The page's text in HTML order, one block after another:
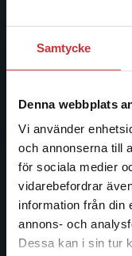
Samtycke
Denna webbplats
Vi använder
och annonserna till
för sociala medier
vidarebefordrar
information från din
annons- och
Dessa kan i sin tur
Studentlitteratur
facklitteratur,
längs hela
Kontakta oss
Kontakta oss